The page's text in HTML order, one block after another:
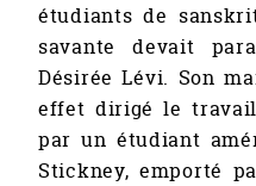
étudiants de
savante devait
Désirée Lévi. Son
effet dirigé le
par un étudiant
Stickney, emporté